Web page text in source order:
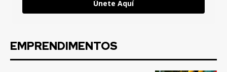
Únete Aquí
EMPRENDIMENTOS